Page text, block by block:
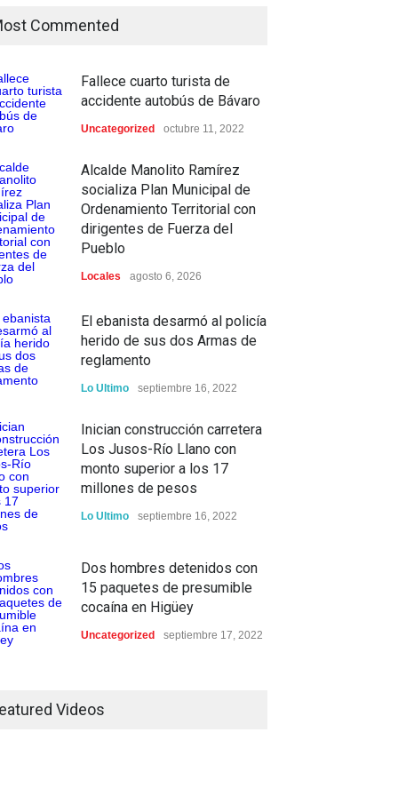
Commented
Fallece cuarto turista de
accidente autobús de Bávaro
Uncategorized octubre 11, 2022
Alcalde Manolito Ramírez
socializa Plan Municipal de
Ordenamiento Territorial con
dirigentes de Fuerza del
Pueblo
Locales agosto 6, 2026
El ebanista desarmó al policía
herido de sus dos Armas de
reglamento
Lo Ultimo septiembre 16, 2022
Inician construcción carretera
Los Jusos-Río Llano con
monto superior a los 17
millones de pesos
Lo Ultimo septiembre 16, 2022
Dos hombres detenidos con
15 paquetes de presumible
cocaína en Higüey
Uncategorized septiembre 17, 2022
Videos